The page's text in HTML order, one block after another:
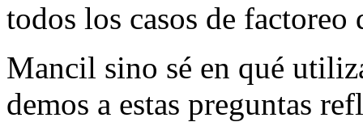
todos los casos de factoreo
Mancil sino sé en qué
demos a estas preguntas